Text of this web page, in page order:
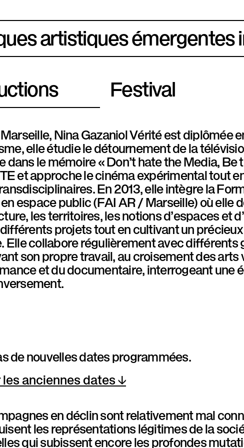
artistiques émergentes
Festival
Nina Gazaniol Vérité est diplômée
elle étudie le détournement de la
dans le mémoire « Don’t hate the Media,
et approche le cinéma expérimental tout
En 2013, elle intègre la
espace public (FAI AR / Marseille) où elle
les territoires, les notions d’espaces et
projets tout en cultivant un
Elle collabore régulièrement avec
son propre travail, au croisement des arts
et du documentaire, interrogeant une
de nouvelles dates programmées.
anciennes dates
en déclin sont relativement mal
les représentations légitimes de la
qui subissent encore les profondes